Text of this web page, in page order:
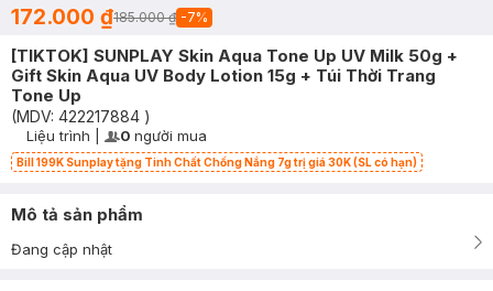
172.000 ₫185.000 ₫ -7%
[TIKTOK] SUNPLAY Skin Aqua Tone Up UV Milk 50g +
Gift Skin Aqua UV Body Lotion 15g + Túi Thời Trang
Tone Up
(MDV: 422217884 )
Timer Gray Icon
Liệu trình User Product Icon
0 người mua
Bill 199K Sunplay tặng Tinh Chất Chống Nắng 7g trị giá 30K (SL có hạn)
Mô tả sản phẩm
Đang cập nhật